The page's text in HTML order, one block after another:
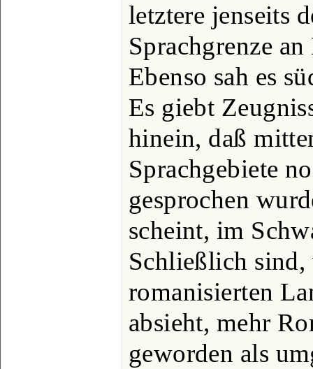
letztere jenseits
Sprachgrenze
Ebenso sah es
Es giebt
hinein, daß
Sprachgebiete
gesprochen
scheint, im
Schließlich sind,
romanisierten
absieht, mehr
geworden als